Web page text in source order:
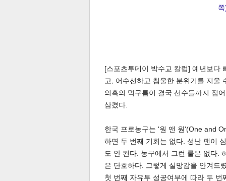
[스포츠투데이 박수교 칼럼] 예년보다
고, 어수선하고 침울한 분위기를 지울
의혹의 먹구름이 결국 선수들까지 집
삼켰다.
한국 프로농구는 '원 앤 원'(One and
하면 두 번째 기회는 없다. 성난 팬이
도 안 된다. 농구에서 그런 룰은 없다.
은 단호하다. 그렇게 실망감을 안겨드
첫 번째 자유투 성공여부에 따라 두